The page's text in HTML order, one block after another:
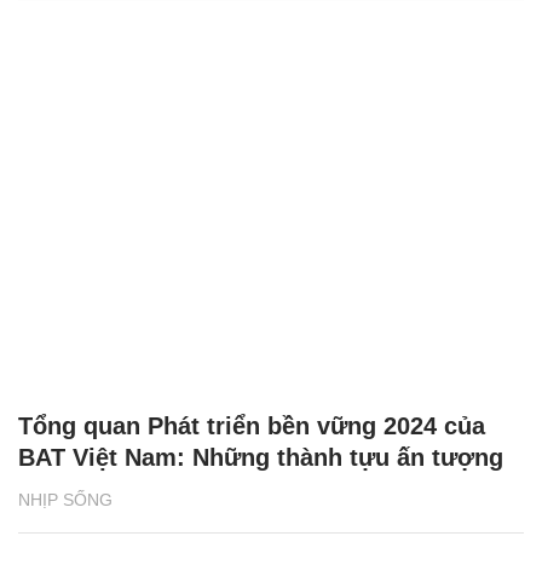
NHỊP SỐNG
Tổng quan Phát triển bền vững 2024 của
BAT Việt Nam: Những thành tựu ấn tượng